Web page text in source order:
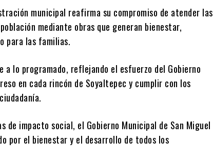
municipal reafirma su compromiso de atender las
mediante obras que generan bienestar,
para las familias.
a lo programado, reflejando el esfuerzo del Gobierno
en cada rincón de Soyaltepec y cumplir con los
de impacto social, el Gobierno Municipal de San Miguel
por el bienestar y el desarrollo de todos los